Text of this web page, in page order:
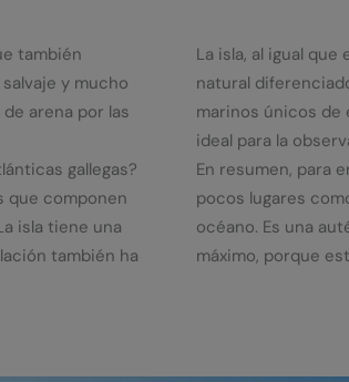
también
y mucho
arena por las
gallegas?
que componen
isla tiene una
también ha
La isla, al igual
natural
marinos únicos de
ideal para la
En resumen, para
pocos lugares
océano. Es una
máximo, porque